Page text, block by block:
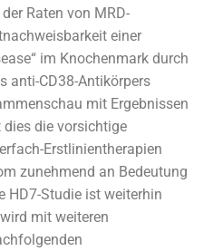
Raten von MRD-
einer
im Knochenmark durch
anti-CD38-Antikörpers
mit Ergebnissen
die vorsichtige
Erstlinientherapien
zunehmend an Bedeutung
HD7-Studie ist weiterhin
mit weiteren